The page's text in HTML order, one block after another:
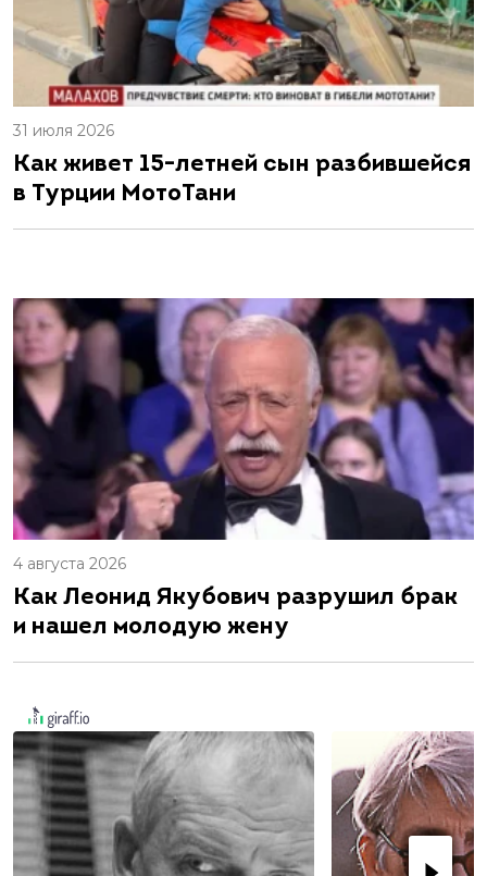
31 июля 2026
Как живет 15-летней сын разбившейся
в Турции МотоТани
4 августа 2026
Как Леонид Якубович разрушил брак
и нашел молодую жену